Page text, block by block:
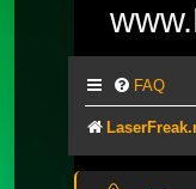
FAQ